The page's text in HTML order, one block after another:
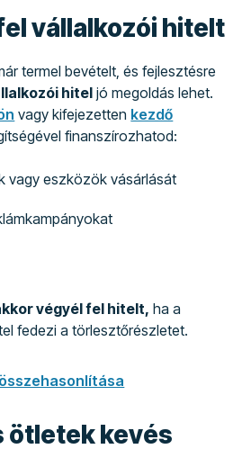
vállalkozói hitelt
termel bevételt, és fejlesztésre
hitel jó megoldás lehet.
vagy kifejezetten kezdő
finanszírozhatod:
vagy eszközök vásárlását
végyél fel hitelt, ha a
fedezi a törlesztőrészletet.
ötletek kevés